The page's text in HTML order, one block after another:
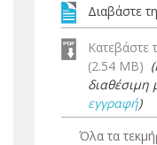
Διαβάστε
Κατεβάστε
(2.54 MB)
διαθέσιμη
εγγραφή)
Όλα τα